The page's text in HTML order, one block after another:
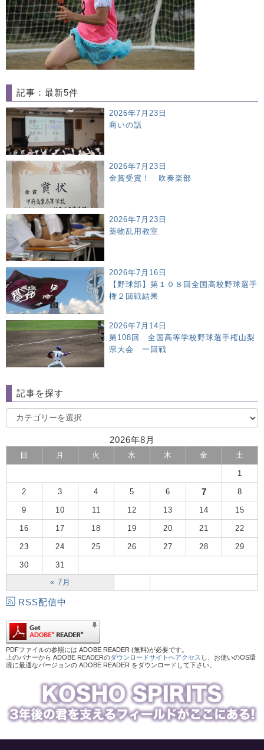
記事：最新5件
2026年7月23日
商いの話
2026年7月23日
金賞受賞！ 吹奏楽部
2026年7月23日
薬物乱用教室
2026年7月16日
【野球部】第１０８回全国高校野球選手
権２回戦結果
2026年7月14日
第108回 全国高等学校野球選手権山梨
県大会 一回戦
記事を探す
2026年8月
日 月 火 水 木 金 土
« 7月
1
2 3 4 5 6 7 8
9 10 11 12 13 14 15
16 17 18 19 20 21 22
23 24 25 26 27 28 29
30 31
RSS配信中
PDFファイルの参照には ADOBE READER (無料)が必要です。
上のバナーから ADOBE READERのダウンロードサイトへアクセス し、お使いのOS環
境に最適なバージョンの ADOBE READER をダウンロードして下さい。